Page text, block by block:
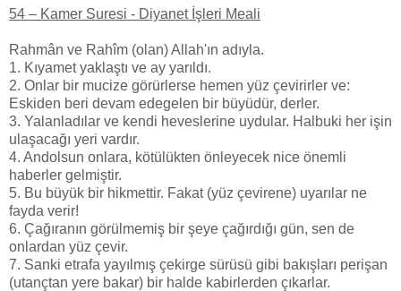
54 – Kamer Suresi - Diyanet İşleri Meali
Rahmân ve Rahîm (olan) Allah'ın adıyla.
1. Kıyamet yaklaştı ve ay yarıldı.
2. Onlar bir mucize görürlerse hemen yüz çevirirler ve:
Eskiden beri devam edegelen bir büyüdür, derler.
3. Yalanladılar ve kendi heveslerine uydular. Halbuki her işin
ulaşacağı yeri vardır.
4. Andolsun onlara, kötülükten önleyecek nice önemli
haberler gelmiştir.
5. Bu büyük bir hikmettir. Fakat (yüz çevirene) uyarılar ne
fayda verir!
6. Çağıranın görülmemiş bir şeye çağırdığı gün, sen de
onlardan yüz çevir.
7. Sanki etrafa yayılmış çekirge sürüsü gibi bakışları perişan
(utançtan yere bakar) bir halde kabirlerden çıkarlar.